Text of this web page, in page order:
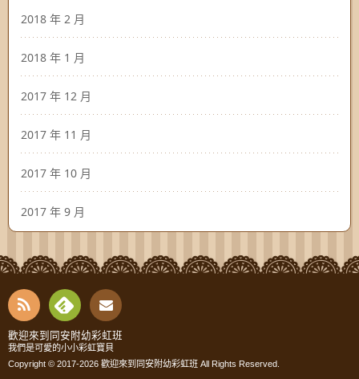
2018 年 2 月
2018 年 1 月
2017 年 12 月
2017 年 11 月
2017 年 10 月
2017 年 9 月
RSS
Fee
dly
Cont
act
歡迎來到同安附幼彩虹班
我們是可愛的小小彩虹寶貝
Copyright © 2017-2026 歡迎來到同安附幼彩虹班 All Rights Reserved.